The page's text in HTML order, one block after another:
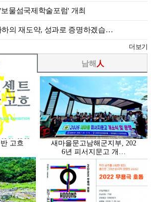
물섬국제학술포럼' 개최
하의 재도약, 성과로 증명하겠습…
더보기
고흐
새마을문고남해군지부, 202
6년 피서지문고 개…
남해 人